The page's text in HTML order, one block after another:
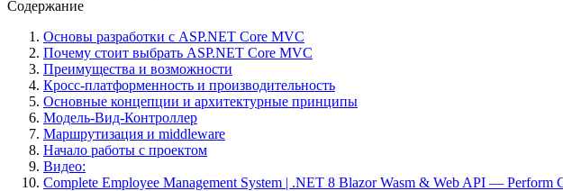
Содержание
Основы разработки с ASP.NET Core MVC
Почему стоит выбрать ASP.NET Core MVC
Преимущества и возможности
Кросс-платформенность и производительность
Основные концепции и архитектурные принципы
Модель-Вид-Контроллер
Маршрутизация и middleware
Начало работы с проектом
Видео:
Complete Employee Management System | .NET 8 Blazor Wasm & Web API — Perform